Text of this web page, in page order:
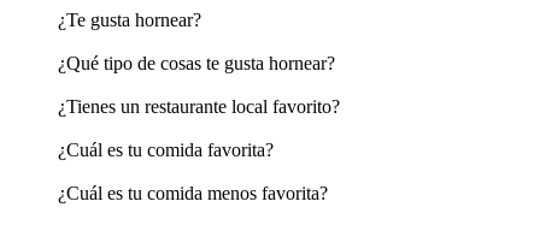
¿Te gusta hornear?
¿Qué tipo de cosas te gusta hornear?
¿Tienes un restaurante local favorito?
¿Cuál es tu comida favorita?
¿Cuál es tu comida menos favorita?